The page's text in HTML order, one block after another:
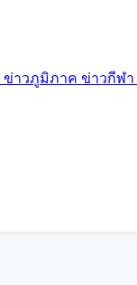
ข่าวภูมิภาค ข่าวกีฬา